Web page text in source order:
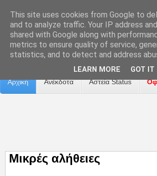
Επικοινωνία Διαφήμιση Αναφορά Προβλήματος
Αρχική Ανέκδοτα Αστεία Status
Μικρές αλήθειες
This site uses cookies from Google to
and to analyze traffic. Your IP address
shared with Google along with
metrics to ensure quality of service,
statistics, and to detect and address
LEARN MORE GOT IT